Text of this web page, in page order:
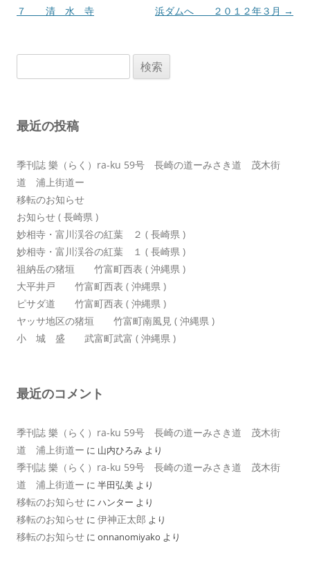
稿
ョ
７ 清 水 寺
浜ダムへ ２０１２年３月 →
索:
最近の投稿
季刊誌 樂（らく）ra-ku 59号 長崎の道ーみさき道 茂木街
道 浦上街道ー
移転のお知らせ
お知らせ ( 長崎県 )
妙相寺・富川渓谷の紅葉 ２ ( 長崎県 )
妙相寺・富川渓谷の紅葉 １ ( 長崎県 )
祖納岳の猪垣 竹富町西表 ( 沖縄県 )
大平井戸 竹富町西表 ( 沖縄県 )
ピサダ道 竹富町西表 ( 沖縄県 )
ヤッサ地区の猪垣 竹富町南風見 ( 沖縄県 )
小 城 盛 武富町武富 ( 沖縄県 )
最近のコメント
季刊誌 樂（らく）ra-ku 59号 長崎の道ーみさき道 茂木街
道 浦上街道ー に 山内ひろみ より
季刊誌 樂（らく）ra-ku 59号 長崎の道ーみさき道 茂木街
道 浦上街道ー に 半田弘美 より
移転のお知らせ に ハンター より
移転のお知らせ に 伊神正太郎 より
移転のお知らせ に onnanomiyako より